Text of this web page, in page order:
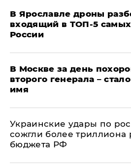
В Ярославле дроны
входящий в ТОП-5
России
В Москве за день
второго генерала –
имя
Украинские удары по
сожгли более триллиона
бюджета РФ